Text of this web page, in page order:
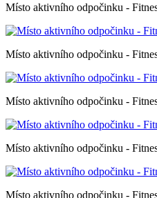
Místo aktivního odpočinku -
Místo aktivního odpočinku -
Místo aktivního odpočinku -
Místo aktivního odpočinku -
Místo aktivního odpočinku -